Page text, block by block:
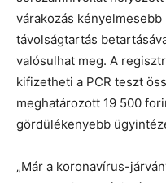
várakozás
távolságtartás
valósulhat meg. A
kifizetheti a PCR teszt
meghatározott 19 500
gördülékenyebb
„Már a koronavírus-